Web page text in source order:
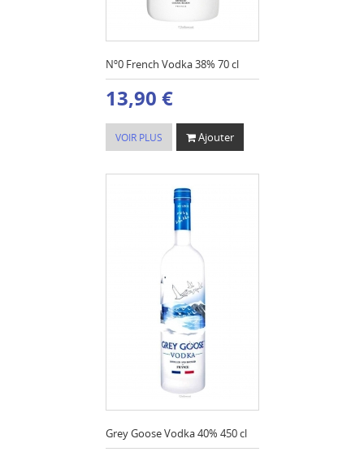
Nº0 French Vodka 38% 70 cl
13,90 €
VOIR PLUS Ajouter
Grey Goose Vodka 40% 450 cl